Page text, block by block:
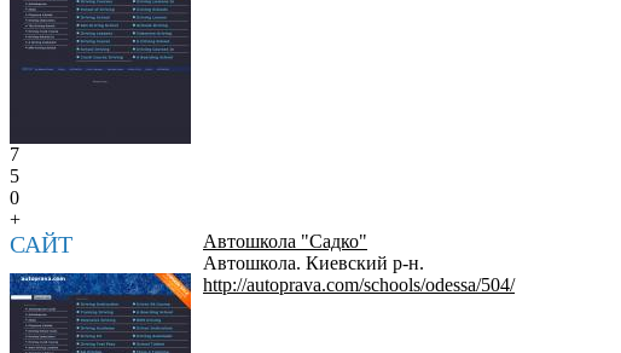
7
5
0
+
САЙТ
Автошкола "Садко"
Автошкола. Киевский р-н.
http://autoprava.com/schools/odessa/504/